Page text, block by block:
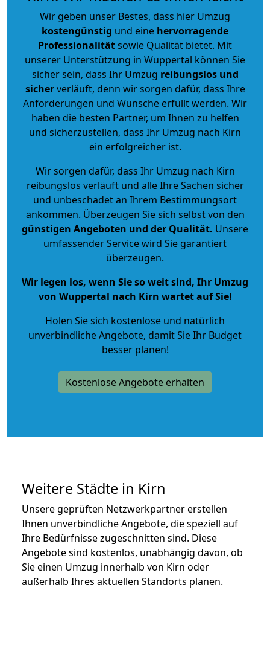
Wir geben unser Bestes, dass hier Umzug
kostengünstig und eine hervorragende
Professionalitätsowie Qualität bietet. Mit
unserer Unterstützung in Wuppertal können Sie
sicher sein, dass Ihr Umzug reibungslos und
sicherverläuft, denn wir sorgen dafür, dass Ihre
Anforderungen und Wünsche erfüllt werden. Wir
haben die besten Partner, um Ihnen zu helfen
und sicherzustellen, dass Ihr Umzug nach Kirn
ein erfolgreicher ist.
Wir sorgen dafür, dass Ihr Umzug nach Kirn
reibungslos verläuft und alle Ihre Sachen sicher
und unbeschadet an Ihrem Bestimmungsort
ankommen. Überzeugen Sie sich selbst von den
günstigen Angeboten und der Qualität. Unsere
umfassender Service wird Sie garantiert
überzeugen.
Wir legen los, wenn Sie so weit sind, Ihr Umzug
von Wuppertal nach Kirn wartet auf Sie!
Holen Sie sich kostenlose und natürlich
unverbindliche Angebote, damit Sie Ihr Budget
besser planen!
Kostenlose Angebote erhalten
Weitere Städte in Kirn
Unsere geprüften Netzwerkpartner erstellen
Ihnen unverbindliche Angebote, die speziell auf
Ihre Bedürfnisse zugeschnitten sind. Diese
Angebote sind kostenlos, unabhängig davon, ob
Sie einen Umzug innerhalb von Kirn oder
außerhalb Ihres aktuellen Standorts planen.